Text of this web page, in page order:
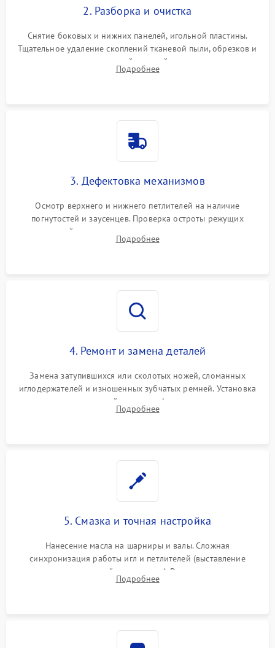
2. Разборка и очистка
Снятие боковых и нижних панелей, игольной пластины.
Тщательное удаление скоплений тканевой пыли, обрезков и
очесов из зоны петлителей и ножей с помощью жестких
кистей, пинцета и потока сжатого воздуха.
Подробнее
3. Дефектовка механизмов
Осмотр верхнего и нижнего петлителей на наличие
погнутостей и заусенцев. Проверка остроты режущих
кромок ножей, состояния приводного ремня, электромотора
и механизма дифференциальной подачи ткани.
Подробнее
4. Ремонт и замена деталей
Замена затупившихся или сколотых ножей, сломанных
иглодержателей и изношенных зубчатых ремней. Установка
новых петлителей взамен деформированных.
Восстановление контактов в педали и цепях
Подробнее
5. Смазка и точная настройка
Нанесение масла на шарниры и валы. Сложная
синхронизация работы игл и петлителей (выставление
зазоров до сотых долей миллиметра). Регулировка прижима
ножей, ширины обметки и хода дифференциального
Подробнее